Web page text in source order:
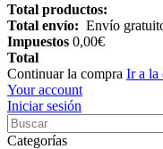
Total productos:
Total envío: Envío
Impuestos 0,00€
Total
Continuar la compra Ir a la
Your account
Iniciar sesión
Categorías